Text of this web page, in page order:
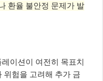
환율 불안정 문제가 발
이션이 여전히 목표치
위험을 고려해 추가 금